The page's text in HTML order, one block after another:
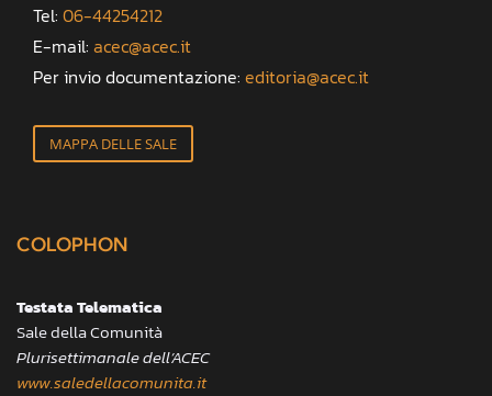
Tel: 06-44254212
E-mail: acec@acec.it
Per invio documentazione: editoria@acec.it
MAPPA DELLE SALE
COLOPHON
Testata Telematica
Sale della Comunità
Plurisettimanale dell’ACEC
www.saledellacomunita.it